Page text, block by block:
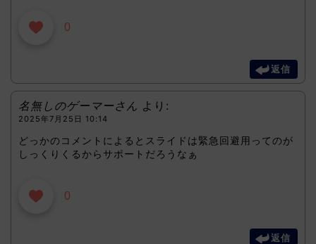
0
返信
名無しのゲーマーさん より:
2025年7月25日 10:14
どっかのコメントによるとスライドは緊急回避用ってのが
しっくりくるからサポートだろうなぁ
0
返信